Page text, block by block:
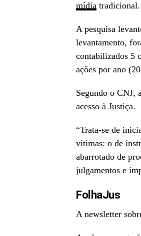
mídia tradicional.
A pesquisa
levantamento,
contabilizados 5
ações por ano
Segundo o CNJ,
acesso à Justiça.
“Trata-se de
vítimas: o de
abarrotado de
julgamentos e
FolhaJus
A newsletter